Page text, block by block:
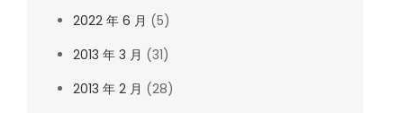
2022 年 6 月 (5)
2013 年 3 月 (31)
2013 年 2 月 (28)